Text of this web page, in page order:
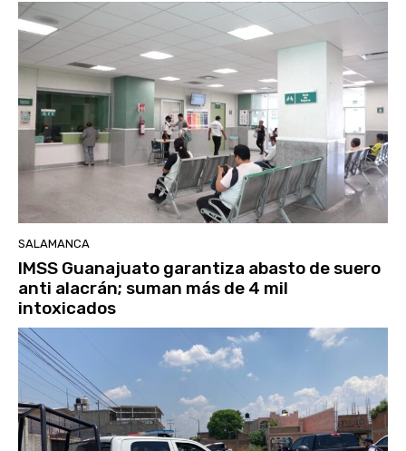
SALAMANCA
IMSS Guanajuato garantiza abasto de suero
anti alacrán; suman más de 4 mil
intoxicados